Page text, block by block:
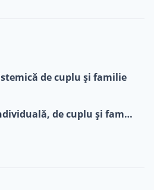
de cuplu și familie
Psihoterapie individuală, de cuplu și familie centrată pe emoții